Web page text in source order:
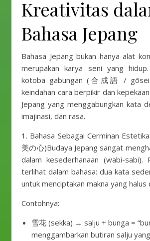
Kreativitas
Bahasa Jepang
Bahasa Jepang bukan hanya alat
merupakan karya seni yang
kotoba gabungan (合成語 /
keindahan cara berpikir dan
Jepang yang menggabungkan kata
imajinasi, dan rasa.
1. Bahasa Sebagai Cerminan
美の心)Budaya Jepang sangat
dalam kesederhanaan (wabi-sabi).
terlihat dalam bahasa: dua kata
untuk menciptakan makna yang halus
Contohnya:
雪花 (sekka) → salju + bunga =
menggambarkan butiran salju